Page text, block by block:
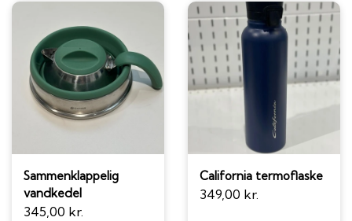
Sammenklappelig
vandkedel
345,00 kr.
California termoflaske
349,00 kr.